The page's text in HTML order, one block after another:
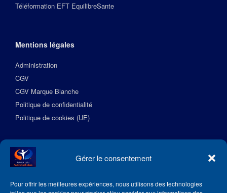
Gérer le consentement
Pour offrir les meilleures expériences, nous utilisons des technologies
Téléformation EFT EquilibreSante
Mentions légales
Administration
CGV
CGV Marque Blanche
Politique de confidentialité
Politique de cookies (UE)
Suivez l’Académie EquilibreSante